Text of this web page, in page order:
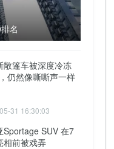
名
敞篷车被深度冷冻
仍然像嘶嘶声一样
31 16:30:03
Sportage SUV 在7
相前被戏弄